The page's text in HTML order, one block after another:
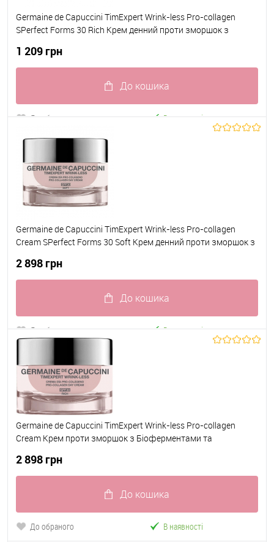
Germaine de Capuccini TimExpert Wrink-less Pro-collagen
SPerfect Forms 30 Rich Крем денний проти зморшок з
30 для сухої шкіри 50 мл
1 209 грн
До кошика
До обраного В наявності
Germaine de Capuccini TimExpert Wrink-less Pro-collagen
Cream SPerfect Forms 30 Soft Крем денний проти зморшок з
30 для нормальної/комбінованої шкіри 50 мл
2 898 грн
До кошика
До обраного В наявності
Germaine de Capuccini TimExpert Wrink-less Pro-collagen
Cream Крем проти зморшок з Біоферментами та
2 898 грн
До кошика
До обраного В наявності